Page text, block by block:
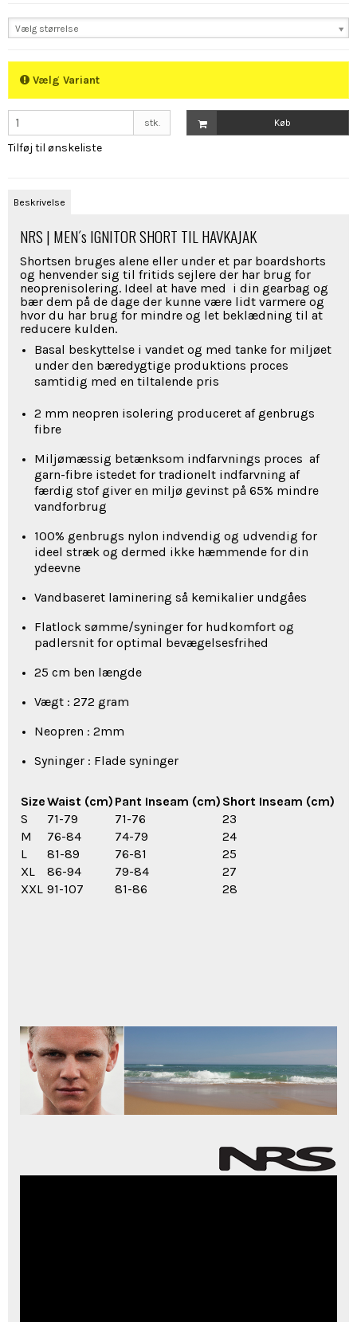
Vælg størrelse
Vælg Variant
stk. Køb
Tilføj til ønskeliste
Beskrivelse
NRS | MEN´s IGNITOR SHORT TIL HAVKAJAK
Shortsen bruges alene eller under et par boardshorts
og henvender sig til fritids sejlere der har brug for
neoprenisolering. Ideel at have med i din gearbag og
bær dem på de dage der kunne være lidt varmere og
hvor du har brug for mindre og let beklædning til at
reducere kulden.
Basal beskyttelse i vandet og med tanke for miljøet
under den bæredygtige produktions proces
samtidig med en tiltalende pris
2 mm neopren isolering produceret af genbrugs
fibre
Miljømæssig betænksom indfarvnings proces af
garn-fibre istedet for tradionelt indfarvning af
færdig stof giver en miljø gevinst på 65% mindre
vandforbrug
100% genbrugs nylon indvendig og udvendig for
ideel stræk og dermed ikke hæmmende for din
ydeevne
Vandbaseret laminering så kemikalier undgåes
Flatlock sømme/syninger for hudkomfort og
padlersnit for optimal bevægelsesfrihed
25 cm ben længde
Vægt : 272 gram
Neopren : 2mm
Syninger : Flade syninger
SizeWaist (cm) Pant Inseam (cm) Short Inseam (cm)
S
71-79 71-76
23
M
76-84 74-79
24
L
81-89 76-81
25
XL
86-94 79-84
27
XXL 91-107 81-86 28